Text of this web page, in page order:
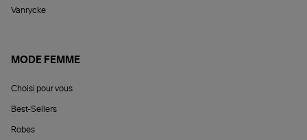
Vanrycke
MODE FEMME
Choisi pour vous
Best-Sellers
Robes